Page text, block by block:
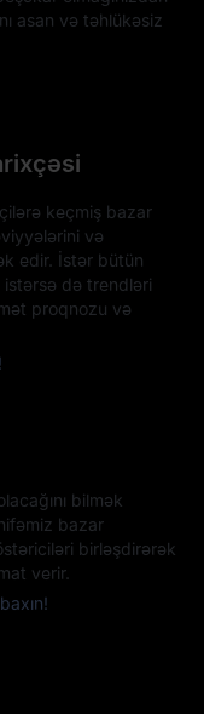
asan və təhlükəsiz
keçmiş bazar
və
edir. İstər bütün
istərsə də trendləri
proqnozu və
bilmək
bazar
birləşdirərək
verir.